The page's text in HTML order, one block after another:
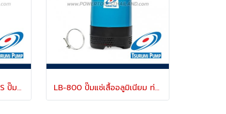
"TSURUMI" 50NHPU2.4S ปั๊มจุ่มสูบน้ำสะอาด ท่อ 2 นิ้ว (50 มม.) 400 แรงม้า ส่งสูง 2-8 เมตร 220V ตัวเรือนแสตนเลส 316L ทนทาน LB-800 ปั๊มแช่เสื้ออลูมิเนียม ท่อส่ง 3 นิ้ว ส่งสูง 10 เมตร 1 แรงม้า 1 เฟส 220V TSURUMI PUMP LB-Series